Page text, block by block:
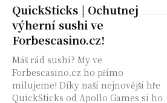
QuickSticks | Ochutnej
výherní sushi ve
Forbescasino.cz!
Máš rád sushi? My ve
Forbescasino.cz ho přímo
milujeme! Díky naší nejnovější hře
QuickSticks od Apollo Games si ho